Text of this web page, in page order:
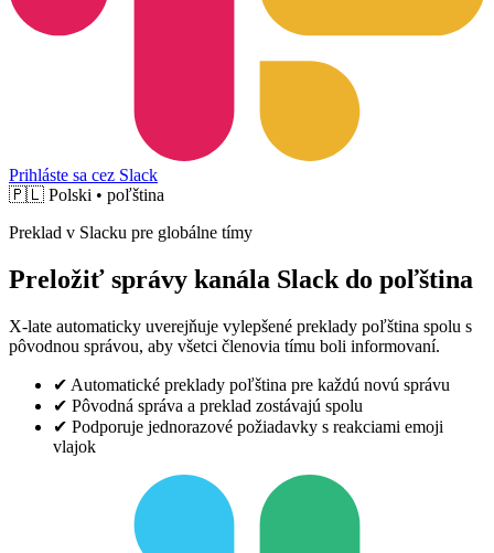
Prihláste sa cez Slack
🇵🇱 Polski • poľština
Preklad v Slacku pre globálne tímy
Preložiť správy kanála Slack do poľština
X-late automaticky uverejňuje vylepšené preklady poľština spolu s
pôvodnou správou, aby všetci členovia tímu boli informovaní.
✔ Automatické preklady poľština pre každú novú správu
✔ Pôvodná správa a preklad zostávajú spolu
✔ Podporuje jednorazové požiadavky s reakciami emoji
vlajok